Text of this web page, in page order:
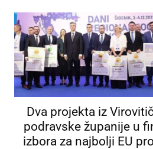
Dva projekta iz
podravske županije u
izbora za najbolji EU